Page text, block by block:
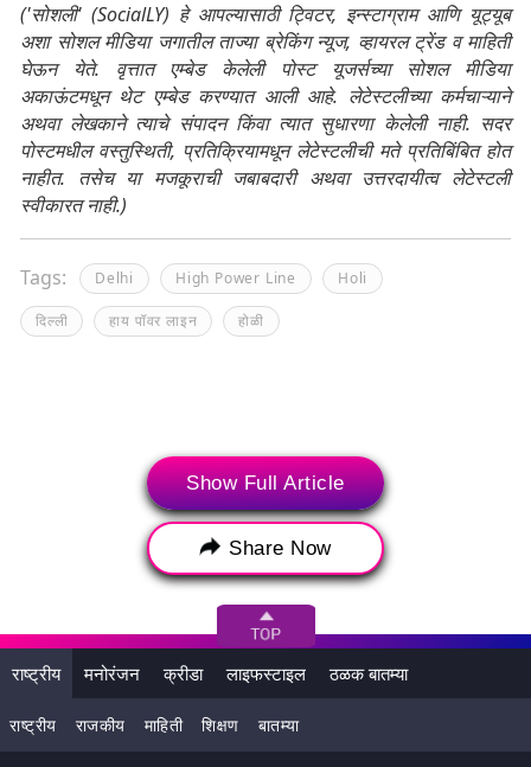
('सोशली' (SocialLY) हे आपल्यासाठी ट्विटर, इन्स्टाग्राम आणि यूट्यूब
अशा सोशल मीडिया जगातील ताज्या ब्रेकिंग न्यूज, व्हायरल ट्रेंड व माहिती
घेऊन येते. वृत्तात एम्बेड केलेली पोस्ट यूजर्सच्या सोशल मीडिया
अकाऊंटमधून थेट एम्बेड करण्यात आली आहे. लेटेस्टलीच्या कर्मचाऱ्याने
अथवा लेखकाने त्याचे संपादन किंवा त्यात सुधारणा केलेली नाही. सदर
पोस्टमधील वस्तुस्थिती, प्रतिक्रियामधून लेटेस्टलीची मते प्रतिबिंबित होत
नाहीत. तसेच या मजकूराची जबाबदारी अथवा उत्तरदायीत्व लेटेस्टली
स्वीकारत नाही.)
Tags: Delhi High Power Line Holi
दिल्ली हाय पॉवर लाइन होळी
संबंधित बातम्या
Show Full Article
Share Now
राष्ट्रीय मनोरंजन क्रीडा लाइफस्टाइल ठळक बातम्या
राष्ट्रीय राजकीय माहिती शिक्षण बातम्या